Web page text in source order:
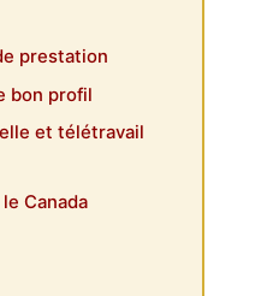
prestation
bon profil
et télétravail
Canada